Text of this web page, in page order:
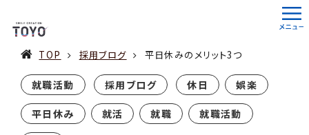
TOP 採用ブログ 平日休みのメリット3つ
就職活動 採用ブログ 休日 娯楽
平日休み 就活 就職 就職活動